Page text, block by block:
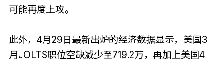
可能再度上攻。
此外，4月29日最新出炉的经济数据显示，美国3
月JOLTS职位空缺减少至719.2万，再加上美国4